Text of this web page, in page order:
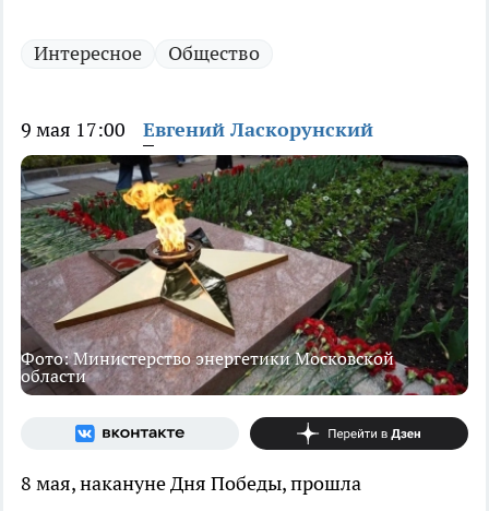
Интересное Общество
9 мая 17:00 Евгений Ласкорунский
Фото: Министерство энергетики Московской
области
8 мая, накануне Дня Победы, прошла